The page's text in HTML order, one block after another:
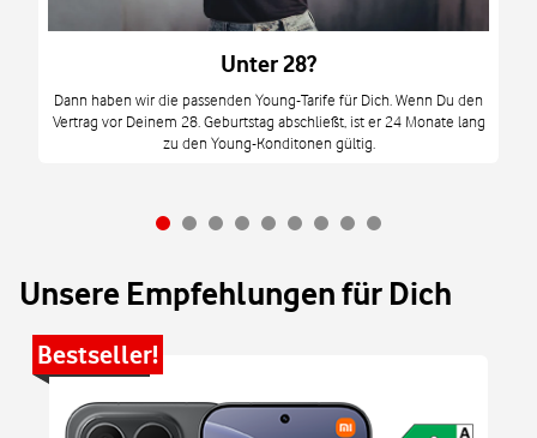
Unter 28?
Dann haben wir die passenden Young-Tarife für Dich. Wenn Du den
Vertrag vor Deinem 28. Geburtstag abschließt, ist er 24 Monate lang
zu den Young-Konditonen gültig.
Unsere Empfehlungen für Dich
Bestseller!